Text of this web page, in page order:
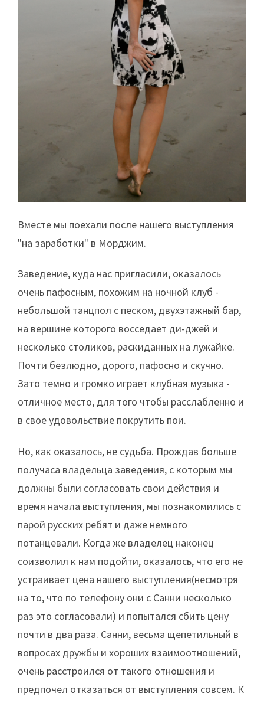
Вместе мы поехали после нашего выступления
"на заработки" в Морджим.
Заведение, куда нас пригласили, оказалось
очень пафосным, похожим на ночной клуб -
небольшой танцпол с песком, двухэтажный бар,
на вершине которого восседает ди-джей и
несколько столиков, раскиданных на лужайке.
Почти безлюдно, дорого, пафосно и скучно.
Зато темно и громко играет клубная музыка -
отличное место, для того чтобы расслабленно и
в свое удовольствие покрутить пои.
Но, как оказалось, не судьба. Прождав больше
получаса владельца заведения, с которым мы
должны были согласовать свои действия и
время начала выступления, мы познакомились с
парой русских ребят и даже немного
потанцевали. Когда же владелец наконец
соизволил к нам подойти, оказалось, что его не
устраивает цена нашего выступления(несмотря
на то, что по телефону они с Санни несколько
раз это согласовали) и попытался сбить цену
почти в два раза. Санни, весьма щепетильный в
вопросах дружбы и хороших взаимоотношений,
очень расстроился от такого отношения и
предпочел отказаться от выступления совсем. К